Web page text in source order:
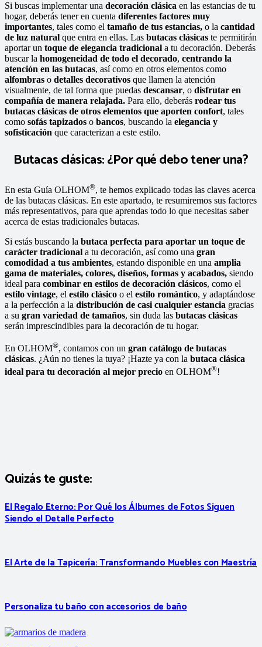
Si buscas implementar una decoración clásica en las estancias de tu
hogar, deberás tener en cuenta diferentes factores muy
importantes, tales como el tamaño de tus estancias, o la cantidad
de luz natural que entra en ellas. Las butacas clásicas te permitirán
aportar un toque de elegancia tradicional a tu decoración. Deberás
buscar la homogeneidad de todo el decorado, centrando la
atención en las butacas, así como en otros elementos como
alfombras o detalles decorativos que llamen la atención
visualmente, de tal forma que puedas descansar, o disfrutar en
compañía de manera relajada. Para ello, deberás rodear tus
butacas clásicas de otros elementos que aporten confort, tales
como sofás tapizados o bancos, buscando la elegancia y
sofisticación que caracterizan a este estilo.
Butacas clásicas: ¿Por qué debo tener una?
En esta Guía OLHOM®, te hemos explicado todas las claves acerca
de las butacas clásicas. En este apartado, te resumiremos sus factores
más representativos, para que aprendas todo lo que necesitas saber
acerca de estas tradicionales butacas.
Si estás buscando la butaca perfecta para aportar un toque de
carácter tradicional a tu decoración, así como una gran
comodidad a tus ambientes, estando disponible en una amplia
gama de materiales, colores, diseños, formas y acabados, siendo
ideal para combinar en estilos de decoración clásicos, como el
estilo vintage, el estilo clásico o el estilo romántico, y adaptándose
a la perfección a la distribución de casi cualquier estancia gracias
a su gran variedad de tamaños, sin duda las butacas clásicas
serán imprescindibles para la decoración de tu hogar.
En OLHOM®, contamos con un gran catálogo de butacas
clásicas. ¿Aún no tienes la tuya? ¡Hazte ya con la butaca clásica
ideal para tu decoración al mejor precio en OLHOM®!
Quizás te guste:
El Regalo Eterno: Por Qué los Álbumes de Fotos Siguen
Siendo el Detalle Perfecto
El Arte de la Tapicería: Transformando Muebles con Maestría
Personaliza tu baño con accesorios de baño